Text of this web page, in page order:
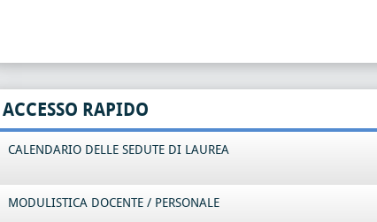
ACCESSO RAPIDO
CALENDARIO DELLE SEDUTE DI LAUREA
MODULISTICA DOCENTE / PERSONALE